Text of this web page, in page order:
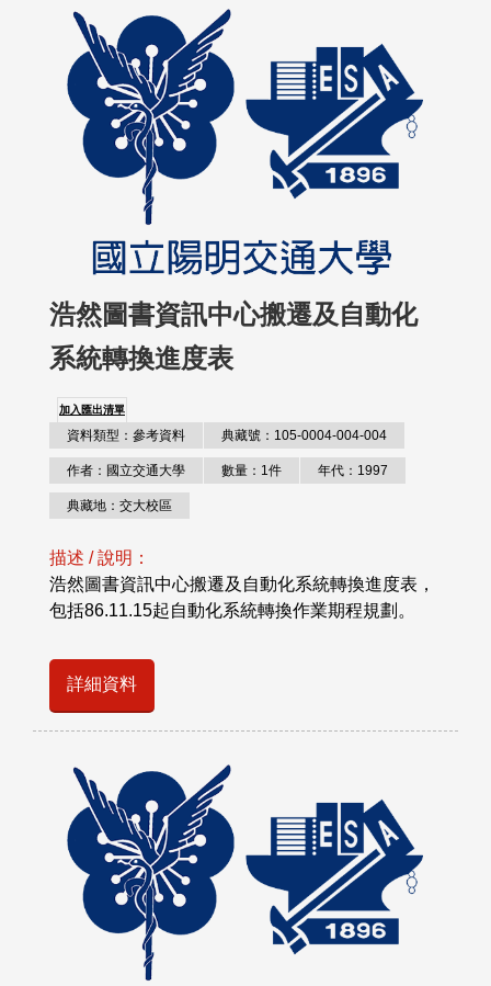
浩然圖書資訊中心搬遷及自動化
系統轉換進度表
加入匯出清單
資料類型：參考資料 典藏號：105-0004-004-004
作者：國立交通大學 數量：1件 年代：1997
典藏地：交大校區
描述 / 說明：
浩然圖書資訊中心搬遷及自動化系統轉換進度表，
包括86.11.15起自動化系統轉換作業期程規劃。
詳細資料